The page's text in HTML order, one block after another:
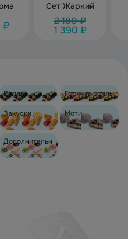
₽
Сет Жаркий
2 180 ₽
1 390 ₽
Роллы Горячие роллы
Закуски Моти
Дополнительн
о